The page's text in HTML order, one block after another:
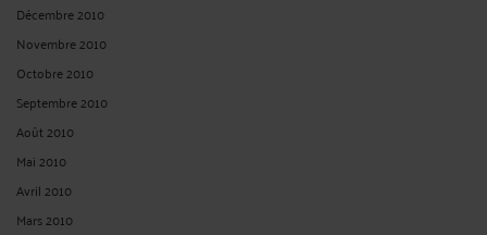
Décembre 2010
Novembre 2010
Octobre 2010
Septembre 2010
Août 2010
Mai 2010
Avril 2010
Mars 2010